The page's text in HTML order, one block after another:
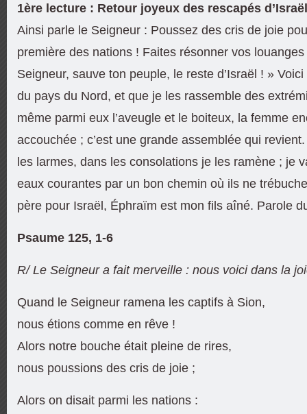
1ère lecture : Retour joyeux des rescapés
Ainsi parle le Seigneur : Poussez des cris de joie
première des nations ! Faites résonner vos
Seigneur, sauve ton peuple, le reste d’Israël ! »
du pays du Nord, et que je les rassemble des
même parmi eux l’aveugle et le boiteux, la femme
accouchée ; c’est une grande assemblée qui
les larmes, dans les consolations je les ramène ; je
eaux courantes par un bon chemin où ils ne
père pour Israël, Éphraïm est mon fils aîné. Parole
Psaume 125, 1-6
R/ Le Seigneur a fait merveille : nous voici dans la
Quand le Seigneur ramena les captifs à Sion,
nous étions comme en rêve !
Alors notre bouche était pleine de rires,
nous poussions des cris de joie ;
Alors on disait parmi les nations :